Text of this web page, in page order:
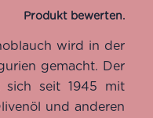
wird in der
gemacht. Der
sich seit 1945 mit
und anderen